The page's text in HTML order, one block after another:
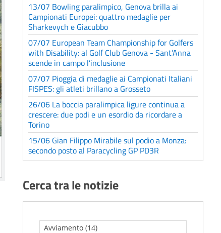
13/07 Bowling paralimpico, Genova brilla ai
Campionati Europei: quattro medaglie per
Sharkevych e Giacubbo
07/07 European Team Championship for Golfers
with Disability: al Golf Club Genova - Sant’Anna
scende in campo l’inclusione
07/07 Pioggia di medaglie ai Campionati Italiani
FISPES: gli atleti brillano a Grosseto
26/06 La boccia paralimpica ligure continua a
crescere: due podi e un esordio da ricordare a
Torino
15/06 Gian Filippo Mirabile sul podio a Monza:
secondo posto al Paracycling GP PD3R
Cerca tra le notizie